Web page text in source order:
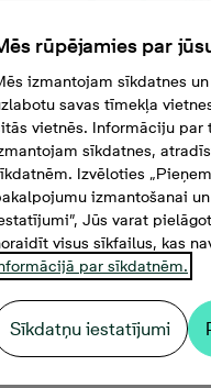
000
rūpējamies par
izmantojam sīkdatnes
savas tīmekļa
vietnēs. Informāciju par
sīkdatnes,
Izvēloties
izmantošanai
Jūs varat
visus sīkfailus, kas
par sīkdatnēm.
Sīkdatņu iestatījumi